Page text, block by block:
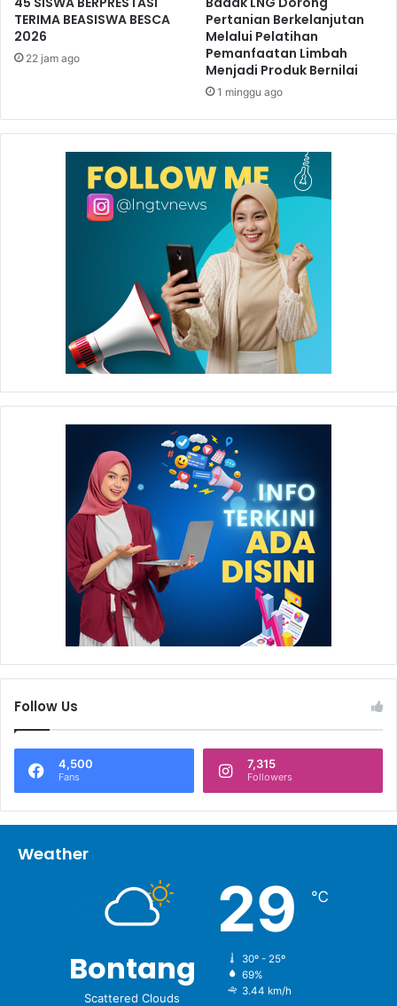
TERIMA BEASISWA BESCA
2026
22 jam ago
Pertanian Berkelanjutan
Melalui Pelatihan
Pemanfaatan Limbah
Menjadi Produk Bernilai
1 minggu ago
Follow Us
4,500
Fans
7,315
Followers
Weather
Bontang
Scattered Clouds
29 ℃
30º - 25º
69%
3.44 km/h